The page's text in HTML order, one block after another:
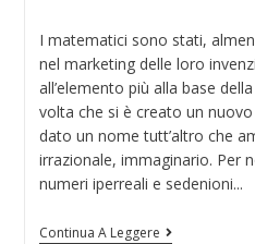
I matematici sono stati,
nel marketing delle loro
all’elemento più alla base
volta che si è creato un
dato un nome tutt’altro che
irrazionale, immaginario. Per
numeri iperreali e sedenioni...
Continua A Leggere